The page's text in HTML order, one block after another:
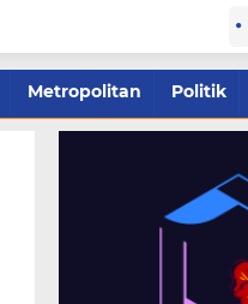
Metropolitan Politik